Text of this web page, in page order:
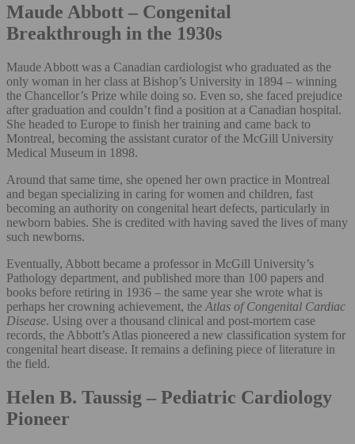
Maude Abbott – Congenital
Breakthrough in the 1930s
Maude Abbott was a Canadian cardiologist who graduated as the
only woman in her class at Bishop’s University in 1894 – winning
the Chancellor’s Prize while doing so. Even so, she faced prejudice
after graduation and couldn’t find a position at a Canadian hospital.
She headed to Europe to finish her training and came back to
Montreal, becoming the assistant curator of the McGill University
Medical Museum in 1898.
Around that same time, she opened her own practice in Montreal
and began specializing in caring for women and children, fast
becoming an authority on congenital heart defects, particularly in
newborn babies. She is credited with having saved the lives of many
such newborns.
Eventually, Abbott became a professor in McGill University’s
Pathology department, and published more than 100 papers and
books before retiring in 1936 – the same year she wrote what is
perhaps her crowning achievement, the Atlas of Congenital Cardiac
Disease. Using over a thousand clinical and post-mortem case
records, the Abbott’s Atlas pioneered a new classification system for
congenital heart disease. It remains a defining piece of literature in
the field.
Helen B. Taussig – Pediatric Cardiology
Pioneer